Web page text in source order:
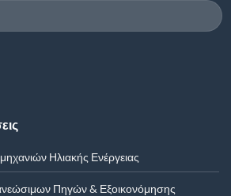
Ηλιακής Ενέργειας
Πηγών & Εξοικονόμησης